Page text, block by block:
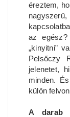
éreztem,
az
„kinyitni”
Pelsőczy
jelenetet,
minden.
külön
A darab